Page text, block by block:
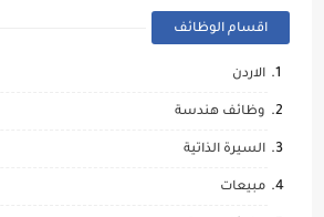
اقسام الوظائف
الاردن
وظائف هندسة
السيرة الذاتية
مبيعات